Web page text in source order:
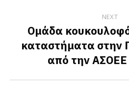
NEXT
Next
post:
Ομάδα
καταστήματα στην
από την ΑΣΟΕΕ